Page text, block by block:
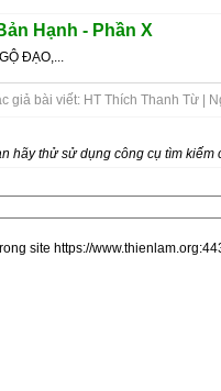
Hạnh - Phần X
ĐẠO,...
giả bài viết: HT Thích Thanh Từ |
hãy thử sử dụng công cụ tìm kiếm
site https://